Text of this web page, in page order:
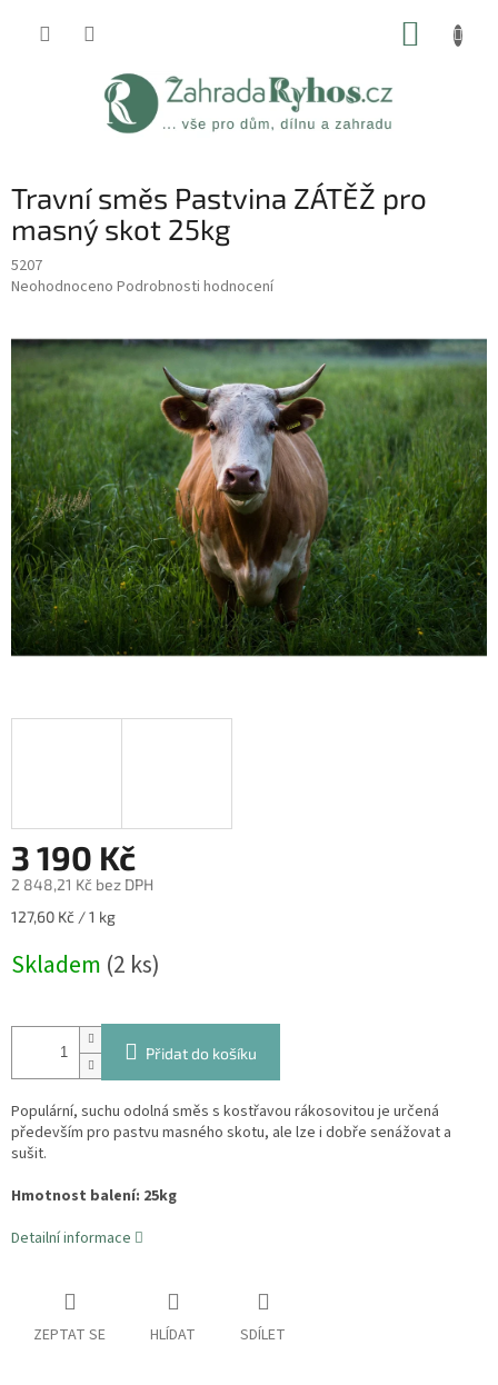
Travní směs Pastvina ZÁTĚŽ pro
masný skot 25kg
5207
Průměrné
je
0,0
5
hvězdiček.
Neohodnoceno Podrobnosti hodnocení
3 190 Kč
2 848,21 Kč bez DPH
Měrná
127,60 Kč / 1 kg
Skladem (2 ks)
Přidat do košíku
Populární, suchu odolná směs s kostřavou rákosovitou je určená
především pro pastvu masného skotu, ale lze i dobře senážovat a
sušit.
Hmotnost balení: 25kg
Detailní informace
ZEPTAT SE HLÍDAT SDÍLET